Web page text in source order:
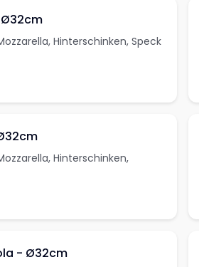
Ø32cm
Hinterschinken, Speck
Hinterschinken,
- Ø32cm